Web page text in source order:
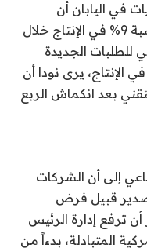
في اليابان أن
الشركات المصنعة تتوقع زيادة بنسبة 9% في الإنتاج خلال
للطلبات الجديدة
يرى نودا أن
بعد انكماش الربع
إلى أن الشركات
قبيل فرض
أن ترفع إدارة الرئيس
المتبادلة، بدءاً من